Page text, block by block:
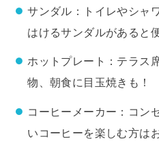
サンダル：トイレやシャ
はけるサンダルがあると
ホットプレート：テラス
物、朝食に目玉焼きも！
コーヒーメーカー：コン
いコーヒーを楽しむ方は